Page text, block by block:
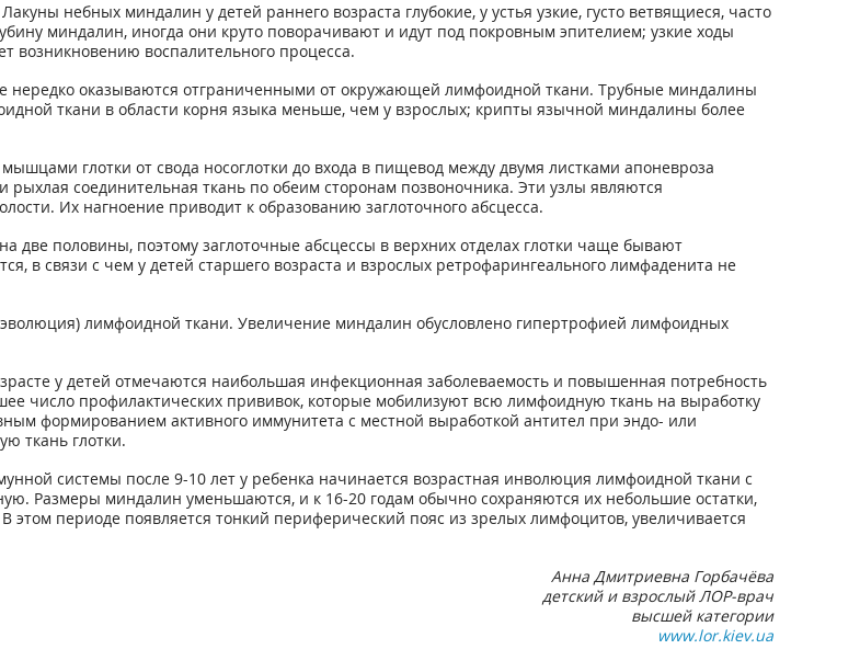
небных миндалин у детей раннего возраста глубокие, у устья узкие, густо ветвящиеся, часто
миндалин, иногда они круто поворачивают и идут под покровным эпителием; узкие ходы
возникновению воспалительного процесса.
нередко оказываются отграниченными от окружающей лимфоидной ткани. Трубные миндалины
ткани в области корня языка меньше, чем у взрослых; крипты язычной миндалины более
глотки от свода носоглотки до входа в пищевод между двумя листками апоневроза
соединительная ткань по обеим сторонам позвоночника. Эти узлы являются
Их нагноение приводит к образованию заглоточного абсцесса.
две половины, поэтому заглоточные абсцессы в верхних отделах глотки чаще бывают
в связи с чем у детей старшего возраста и взрослых ретрофарингеального лимфаденита не
лимфоидной ткани. Увеличение миндалин обусловлено гипертрофией лимфоидных
у детей отмечаются наибольшая инфекционная заболеваемость и повышенная потребность
число профилактических прививок, которые мобилизуют всю лимфоидную ткань на выработку
формированием активного иммунитета с местной выработкой антител при эндо- или
ткань глотки.
системы после 9-10 лет у ребенка начинается возрастная инволюция лимфоидной ткани с
Размеры миндалин уменьшаются, и к 16-20 годам обычно сохраняются их небольшие остатки,
периоде появляется тонкий периферический пояс из зрелых лимфоцитов, увеличивается
Анна Дмитриевна Горбачёва
детский и взрослый ЛОР-врач
высшей категории
www.lor.kiev.ua